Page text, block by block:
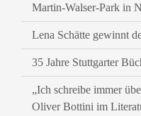
Martin-Walser-Park in
Lena Schätte gewinnt
35 Jahre Stuttgarter
„Ich schreibe immer
Oliver Bottini im